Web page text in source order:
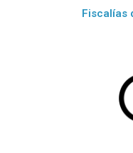
Fiscalías